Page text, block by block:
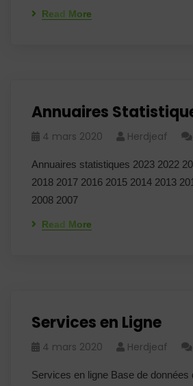
Read More
Annuaires
4 mars 2020 Herdjeaf
Annuaires statistiques 2023 2022
2018 2017 2016 2015 2014 2013
2008 2007
Read More
Services en Ligne
4 mars 2020 Herdjeaf
Services en ligne Base de données